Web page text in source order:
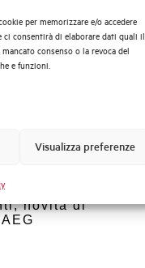
per memorizzare e/o accedere
consentirà di elaborare dati quali il
consenso o la revoca del
e funzioni.
Visualizza preferenze
novità di